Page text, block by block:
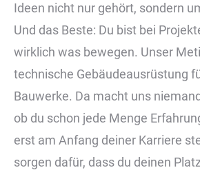
Ideen nicht nur gehört, sondern
Und das Beste: Du bist bei
wirklich was bewegen. Unser
technische Gebäudeausrüstung
Bauwerke. Da macht uns
ob du schon jede Menge
erst am Anfang deiner Karriere
sorgen dafür, dass du deinen